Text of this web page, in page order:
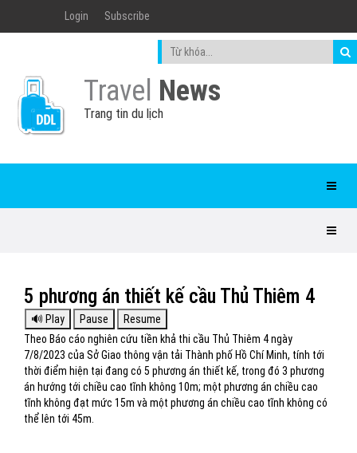
Login Subscribe
Travel News
Trang tin du lịch
5 phương án thiết kế cầu Thủ Thiêm 4
Theo Báo cáo nghiên cứu tiền khả thi cầu Thủ Thiêm 4 ngày
7/8/2023 của Sở Giao thông vận tải Thành phố Hồ Chí Minh, tính tới
thời điểm hiện tại đang có 5 phương án thiết kế, trong đó 3 phương
án hướng tới chiều cao tĩnh không 10m; một phương án chiều cao
tĩnh không đạt mức 15m và một phương án chiều cao tĩnh không có
thể lên tới 45m.